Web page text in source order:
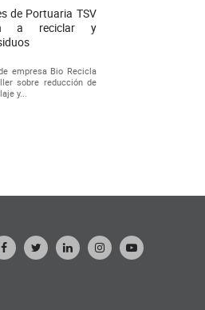
de Portuaria TSV
a reciclar y
empresa Bio Recicla
sobre reducción de
y...